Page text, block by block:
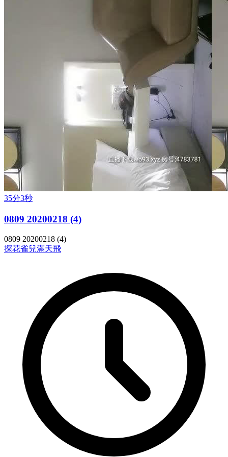
35分3秒
0809 20200218 (4)
0809 20200218 (4)
探花雀兒滿天飛